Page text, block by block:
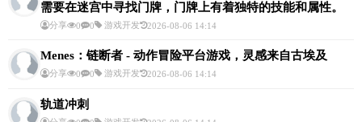
需要在迷宫中寻找门牌，门牌上有着独特的技能和属性。
分享 0 0 游戏开发 2026-08-06 14:14
Menes：链断者 - 动作冒险平台游戏，灵感来自古埃及
分享 0 0 游戏开发 2026-08-06 14:14
轨道冲刺